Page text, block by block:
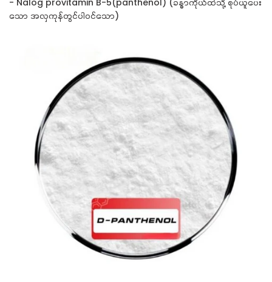
- Nalog provitamin B-5(panthenol) (ခန္ဓာကိုယ်ထဲသို့ စုပ်ယူပေး
သော အလှကုန်တွင်ပါဝင်သော)